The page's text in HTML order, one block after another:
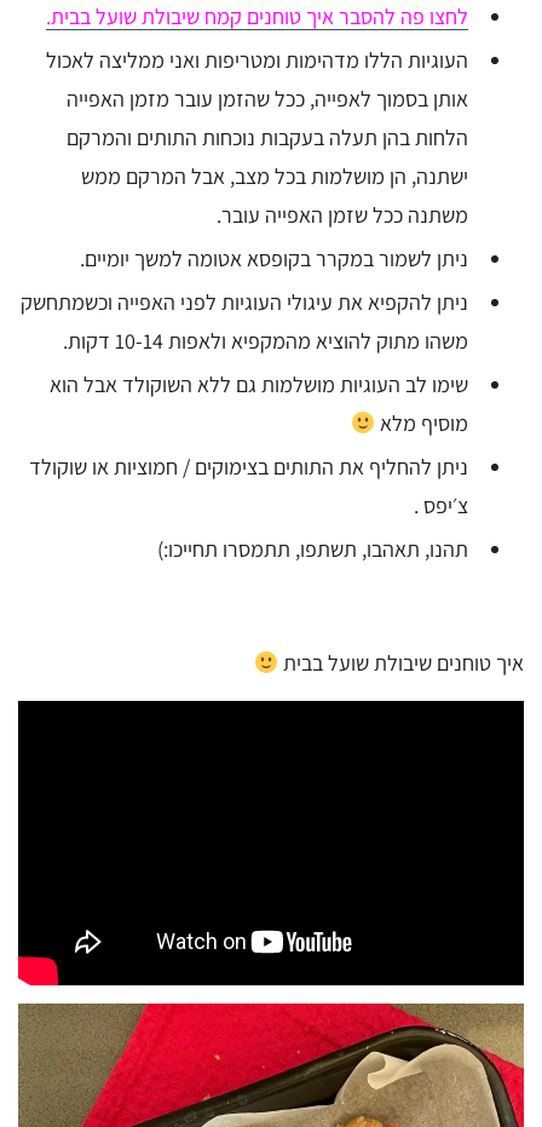
לחצו פה להסבר איך טוחנים קמח שיבולת שועל בבית.
העוגיות הללו מדהימות ומטריפות ואני ממליצה לאכול
אותן בסמוך לאפייה, ככל שהזמן עובר מזמן האפייה
הלחות בהן תעלה בעקבות נוכחות התותים והמרקם
ישתנה, הן מושלמות בכל מצב, אבל המרקם ממש
משתנה ככל שזמן האפייה עובר.
ניתן לשמור במקרר בקופסא אטומה למשך יומיים.
ניתן להקפיא את עיגולי העוגיות לפני האפייה וכשמתחשק
משהו מתוק להוציא מהמקפיא ולאפות 10-14 דקות.
שימו לב העוגיות מושלמות גם ללא השוקולד אבל הוא
מוסיף מלא
ניתן להחליף את התותים בצימוקים / חמוציות או שוקולד
צ׳יפס .
תהנו, תאהבו, תשתפו, תתמסרו תחייכו:)
איך טוחנים שיבולת שועל בבית